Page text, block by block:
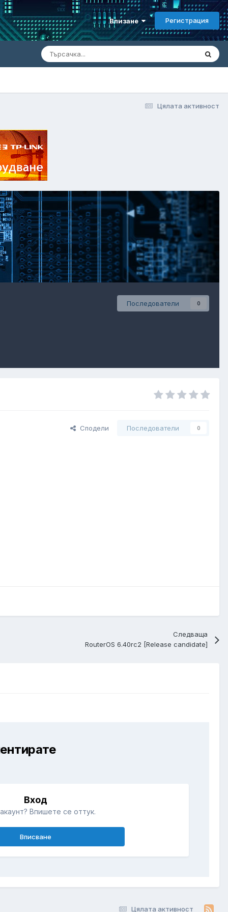
Влизане Регистрация
Цялата активност
Последователи 0
Сподели Последователи 0
Следваща
RouterOS 6.40rc2 [Release candidate]
Вход
Впишете се оттук.
Вписване
Цялата активност